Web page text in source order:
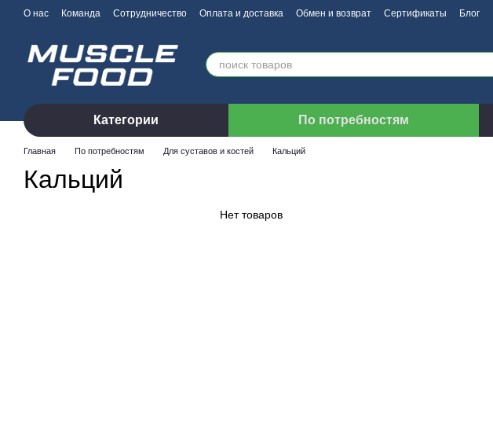
Перейти к основному контенту
О нас Команда Сотрудничество Оплата и доставка Обмен и возврат Сертификаты Блог
Категории По потребностям
Главная По потребностям Для суставов и костей Кальций
Кальций
Нет товаров